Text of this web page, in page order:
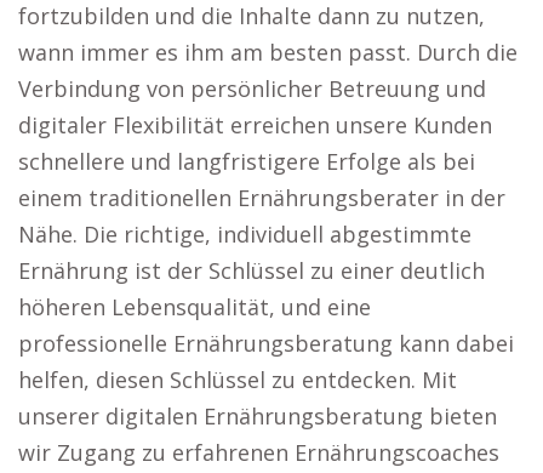
fortzubilden und die Inhalte dann zu nutzen,
wann immer es ihm am besten passt. Durch die
Verbindung von persönlicher Betreuung und
digitaler Flexibilität erreichen unsere Kunden
schnellere und langfristigere Erfolge als bei
einem traditionellen Ernährungsberater in der
Nähe. Die richtige, individuell abgestimmte
Ernährung ist der Schlüssel zu einer deutlich
höheren Lebensqualität, und eine
professionelle Ernährungsberatung kann dabei
helfen, diesen Schlüssel zu entdecken. Mit
unserer digitalen Ernährungsberatung bieten
wir Zugang zu erfahrenen Ernährungscoaches